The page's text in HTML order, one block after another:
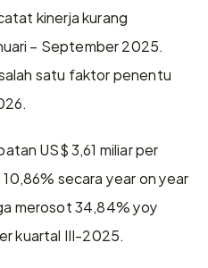
kinerja kurang
– September 2025.
satu faktor penentu
US$ 3,61 miliar per
secara year on year
merosot 34,84% yoy
kuartal III-2025.